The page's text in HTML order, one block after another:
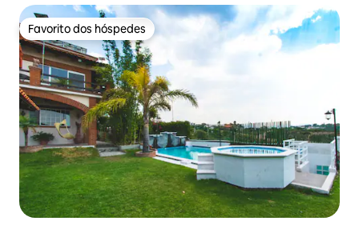
Favorito dos hóspedes
Favorito dos hóspedes